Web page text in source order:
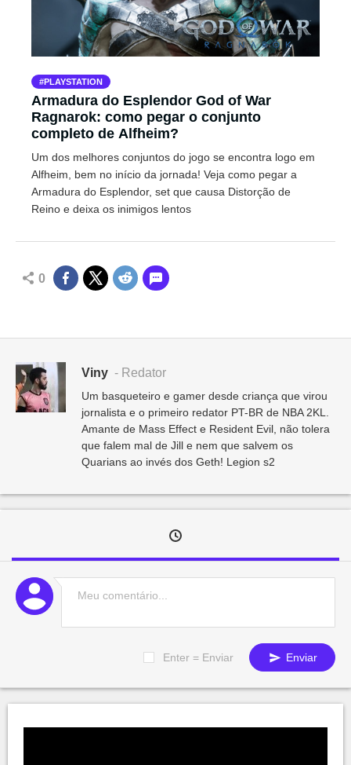
PLAYSTATION
Armadura do Esplendor God of War
Ragnarok: como pegar o conjunto
completo de Alfheim?
Um dos melhores conjuntos do jogo se encontra logo em
Alfheim, bem no início da jornada! Veja como pegar a
Armadura do Esplendor, set que causa Distorção de
Reino e deixa os inimigos lentos
0
Viny - Redator
Um basqueteiro e gamer desde criança que virou
jornalista e o primeiro redator PT-BR de NBA 2KL.
Amante de Mass Effect e Resident Evil, não tolera
que falem mal de Jill e nem que salvem os
Quarians ao invés dos Geth! Legion s2
Enter = Enviar Enviar